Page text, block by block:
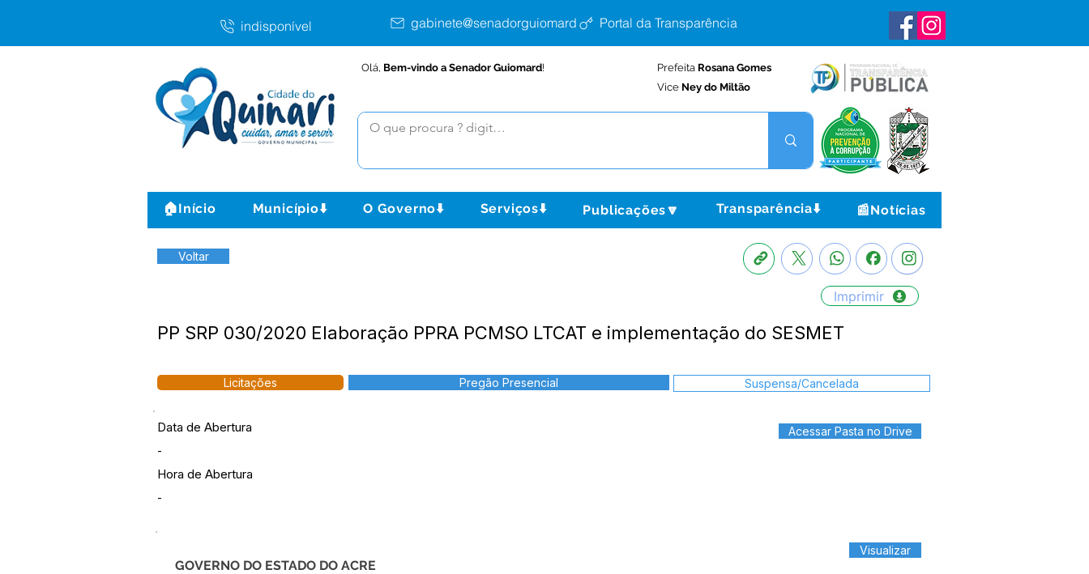
indisponível gabinete@senadorguiomard.ac.gov.brPortal da Transparência
Olá, Bem-vindo a Senador Guiomard! Prefeita Rosana Gomes
Vice Ney do Miltão
🏠Início Município⬇️ O Governo⬇️ Serviços⬇️ Publicações🔽 Transparência⬇️ 📰Notícias
Voltar
Imprimir
PP SRP 030/2020 Elaboração PPRA PCMSO LTCAT e implementação do SESMET
Licitações Pregão Presencial Suspensa/Cancelada
Data de Abertura
-
Hora de Abertura
-
Acessar Pasta no Drive
Visualizar
GOVERNO DO ESTADO DO ACRE